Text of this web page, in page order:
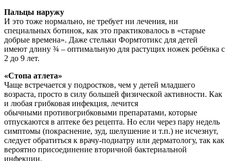
Пальцы наружу
И это тоже нормально, не требует ни лечения, ни
специальных ботинок, как это практиковалось в «старые
добрые времена». Даже стельки Формтотикс для детей
имеют длину ¾ – оптимальную для растущих ножек ребёнка с
2 до 9 лет.
«Стопа атлета»
Чаще встречается у подростков, чем у детей младшего
возраста, просто в силу большей физической активности. Как
и любая грибковая инфекция, лечится
обычными противогрибковыми препаратами, которые
отпускаются в аптеке без рецепта. Но если через пару недель
симптомы (покраснение, зуд, шелушение и т.п.) не исчезнут,
следует обратиться к врачу-подиатру или дерматологу, так как
вероятно присоединение вторичной бактериальной
инфекции.